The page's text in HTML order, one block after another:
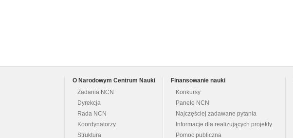
O Narodowym Centrum Nauki
Zadania NCN
Dyrekcja
Rada NCN
Koordynatorzy
Struktura
Finansowanie nauki
Konkursy
Panele NCN
Najczęściej zadawane pytania
Informacje dla realizujących projekty
Pomoc publiczna